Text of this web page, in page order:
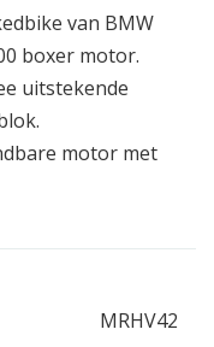
van BMW
boxer motor.
uitstekende
motor met
geweldige
touren.
de motor
MRHV42